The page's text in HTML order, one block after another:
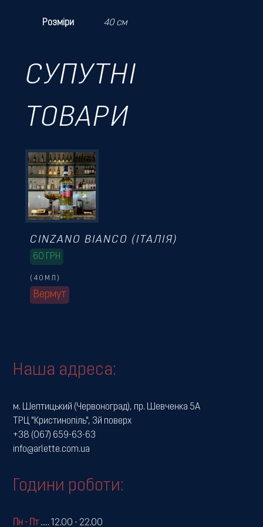
Розміри 40 см
СУПУТНІ
ТОВАРИ
Вермут
(40МЛ)
CINZANO BIANCO (ІТАЛІЯ)
60 ГРН
Наша адреса:
м. Шептицький (Червоноград), пр. Шевченка 5А
ТРЦ "Кристинопіль", 3й поверх
+38 (067) 659-63-63
info@arlette.com.ua
Години роботи:
Пн - Пт..... 12.00 - 22.00